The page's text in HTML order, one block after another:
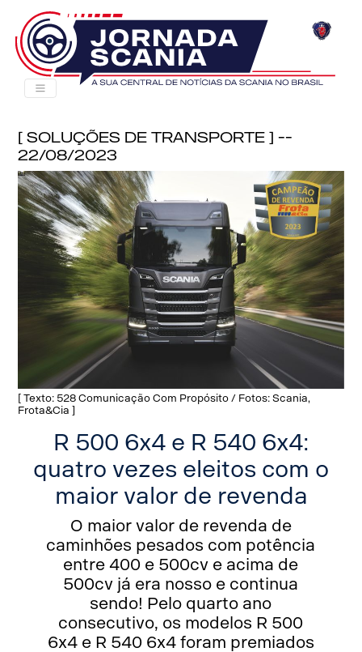
[ Soluções de Transporte ] --
22/08/2023
[ Texto: 528 Comunicação Com Propósito / Fotos: Scania,
Frota&Cia ]
R 500 6x4 e R 540 6x4:
quatro vezes eleitos com o
maior valor de revenda
O maior valor de revenda de
caminhões pesados com potência
entre 400 e 500cv e acima de
500cv já era nosso e continua
sendo! Pelo quarto ano
consecutivo, os modelos R 500
6x4 e R 540 6x4 foram premiados